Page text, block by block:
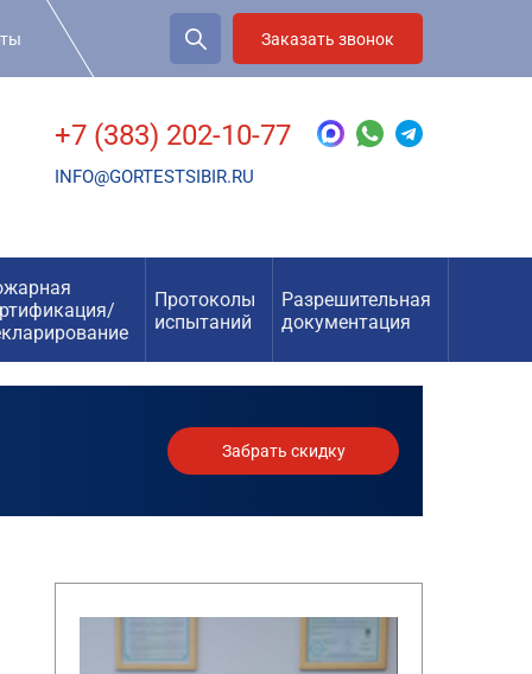
Заказать звонок
+7 (383) 202-10-77
INFO@GORTESTSIBIR.RU
Протоколы
испытаний
Разрешительная
документация
Забрать скидку